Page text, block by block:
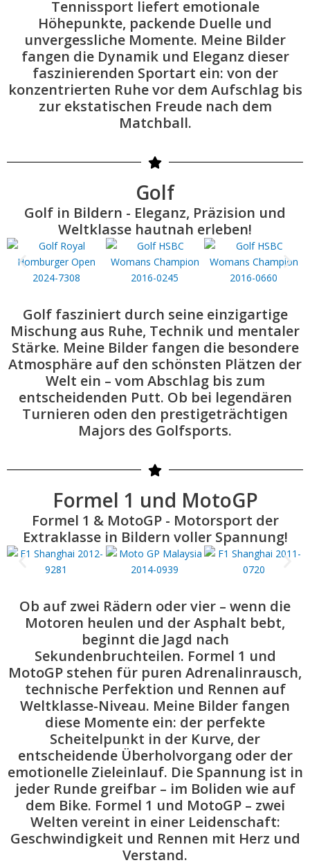
Tennissport liefert emotionale
Höhepunkte, packende Duelle und
unvergessliche Momente. Meine Bilder
fangen die Dynamik und Eleganz dieser
faszinierenden Sportart ein: von der
konzentrierten Ruhe vor dem Aufschlag bis
zur ekstatischen Freude nach dem
Matchball.
Golf
Golf in Bildern - Eleganz, Präzision und
Weltklasse hautnah erleben!
Golf fasziniert durch seine einzigartige
Mischung aus Ruhe, Technik und mentaler
Stärke. Meine Bilder fangen die besondere
Atmosphäre auf den schönsten Plätzen der
Welt ein – vom Abschlag bis zum
entscheidenden Putt. Ob bei legendären
Turnieren oden den prestigeträchtigen
Majors des Golfsports.
Formel 1 und MotoGP
Formel 1 & MotoGP - Motorsport der
Extraklasse in Bildern voller Spannung!
Ob auf zwei Rädern oder vier – wenn die
Motoren heulen und der Asphalt bebt,
beginnt die Jagd nach
Sekundenbruchteilen. Formel 1 und
MotoGP stehen für puren Adrenalinrausch,
technische Perfektion und Rennen auf
Weltklasse-Niveau. Meine Bilder fangen
diese Momente ein: der perfekte
Scheitelpunkt in der Kurve, der
entscheidende Überholvorgang oder der
emotionelle Zieleinlauf. Die Spannung ist in
jeder Runde greifbar – im Boliden wie auf
dem Bike. Formel 1 und MotoGP – zwei
Welten vereint in einer Leidenschaft:
Geschwindigkeit und Rennen mit Herz und
Verstand.